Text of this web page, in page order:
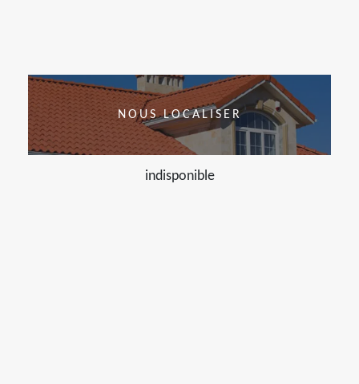
NOUS LOCALISER
indisponible